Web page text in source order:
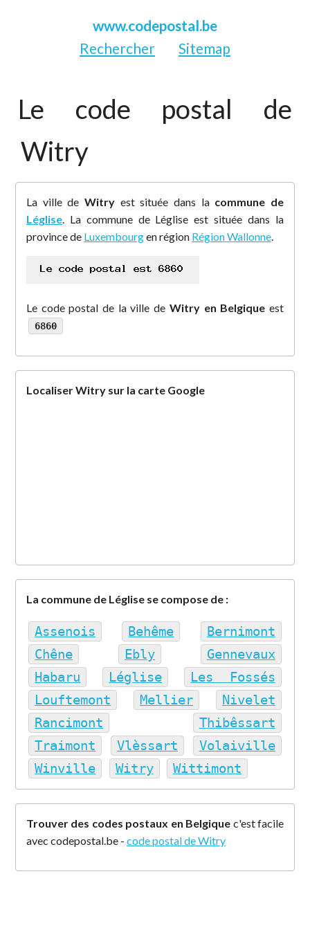
www.codepostal.be
Rechercher
Sitemap
Le code postal de
Witry
La ville de Witry est située dans la commune de
Léglise . La commune de Léglise est située dans la
province de Luxembourgen région Région Wallonne
Le code postal de la ville de Witry en Belgique est
6860
Localiser Witry sur la carte Google
La commune de Léglise se compose de :
Assenois Behême
Bernimont
Chêne
Ebly
Gennevaux
Habaru
Léglise
Les Fossés
Louftemont
Mellier
Nivelet
Rancimont
Thibêssart
Traimont
Vlèssart
Volaiville
Winville
Witry Wittimont
Trouver des codes postaux en Belgique c'est facile
avec codepostal.be -code postal de Witry